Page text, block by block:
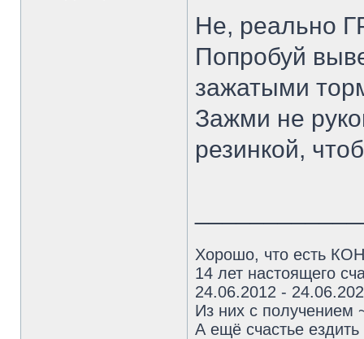
Не, реально
Попробуй
зажатыми
Зажми не
резинкой,
Хорошо, что есть
14 лет настоящего
24.06.2012 -
Из них с получением
А ещё счастье